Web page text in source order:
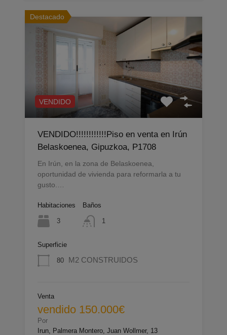
Destacado
VENDIDO
VENDIDO!!!!!!!!!!!!Piso en venta en Irún
Belaskoenea, Gipuzkoa, P1708
En Irún, en la zona de Belaskoenea,
oportunidad de vivienda para reformarla a tu
gusto.…
Habitaciones
3
Baños
1
Superficie
80 M2 CONSTRUIDOS
Venta
vendido 150.000€
Por
Irun, Palmera Montero, Juan Wollmer, 13